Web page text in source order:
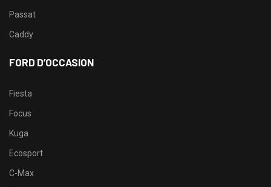
Passat
Caddy
FORD D’OCCASION
Fiesta
Focus
Kuga
Ecosport
C-Max